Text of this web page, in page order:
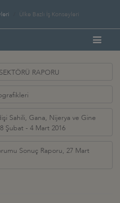
Ülke Bazlı İş Konseyleri
RAPORU
Sahili, Gana, Nijerya ve Gine
Şubat - 4 Mart 2016
Sonuç Raporu, 27 Mart